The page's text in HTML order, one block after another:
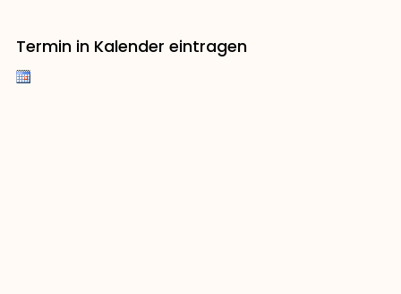
Termin in Kalender eintragen